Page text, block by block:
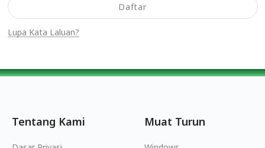
Lupa Kata Laluan?
Daftar
Tentang Kami Muat Turun